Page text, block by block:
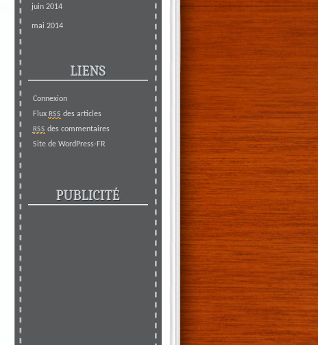
juin 2014
mai 2014
LIENS
Connexion
Flux RSS des articles
RSS des commentaires
Site de WordPress-FR
PUBLICITÉ